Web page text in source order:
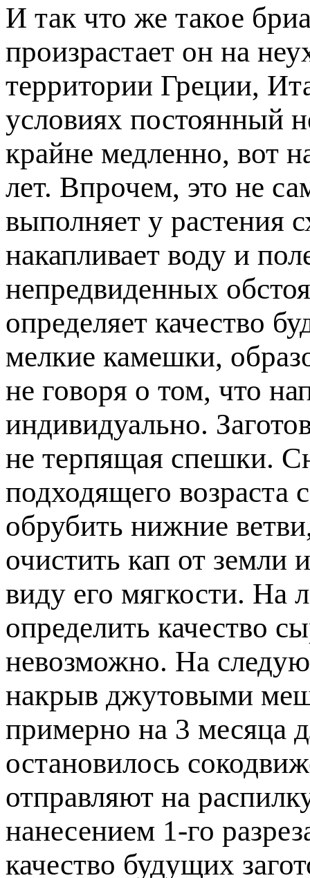
И так что же такое
произрастает он на
территории Греции,
условиях постоянный
крайне медленно, вот
лет. Впрочем, это не
выполняет у растения
накапливает воду и
непредвиденных
определяет качество
мелкие камешки,
не говоря о том, что
индивидуально.
не терпящая спешки.
подходящего возраста
обрубить нижние
очистить кап от земли
виду его мягкости. На
определить качество
невозможно. На
накрыв джутовыми
примерно на 3 месяца
остановилось
отправляют на
нанесением 1-го
качество будущих